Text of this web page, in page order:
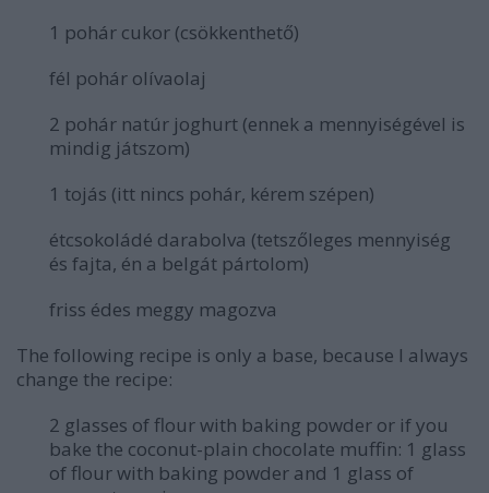
1 pohár cukor (csökkenthető)
fél pohár olívaolaj
2 pohár natúr joghurt (ennek a mennyiségével is
mindig játszom)
1 tojás (itt nincs pohár, kérem szépen)
étcsokoládé darabolva (tetszőleges mennyiség
és fajta, én a belgát pártolom)
friss édes meggy magozva
The following recipe is only a base, because I always
change the recipe:
2 glasses of flour with baking powder or if you
bake the coconut-plain chocolate muffin: 1 glass
of flour with baking powder and 1 glass of